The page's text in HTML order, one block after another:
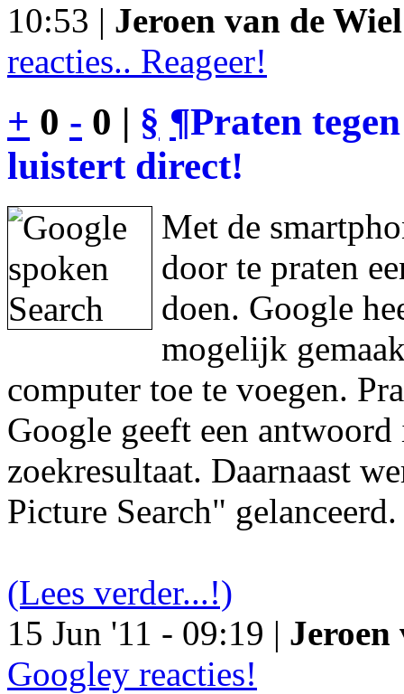
10:53 | Jeroen van de Wiel
reacties.. Reageer!
+ 0 - 0 | § ¶Praten
luistert direct!
Met de
door te praten
doen. Google
mogelijk
computer toe te voegen.
Google geeft een
zoekresultaat. Daarnaast
Picture Search" gelanceerd.
(Lees verder...!)
15 Jun '11 - 09:19 | Jeroen
Googley reacties!